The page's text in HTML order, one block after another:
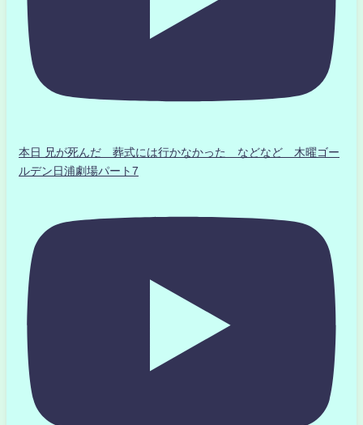
本日 兄が死んだ 葬式には行かなかった などなど 木曜ゴー
ルデン日浦劇場パート7